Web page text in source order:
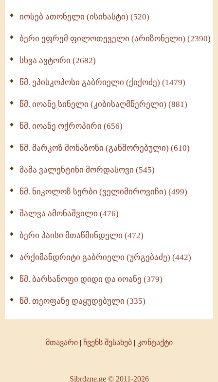
ქადაგებანი გაბრიელ ეპისკოპოსისა - II ტომი
სულიერი ცხოვრების სახელმძღვანელო -
ნაწილი II (369)
იოსებ ათონელი (ისიხასტი) (520)
ბერი ეფრემ ფილოთეველი (არიზონელი) (2390)
სხვა ავტორი (2682)
წმ. ეპისკოპოსი გაბრიელი (ქიქოძე) (1479)
წმ. იოანე სინელი (კიბისაღმწერელი) (881)
წმ. იოანე ოქროპირი (656)
წმ. მარკოზ მონაზონი (განშორებული) (610)
მამა ვალენტინი მორდასოვი (545)
წმ. ნიკოლოზ სერბი (ველიმიროვიჩი) (499)
შალვა ამონაშვილი (476)
ბერი პაისი მთაწმინდელი (472)
არქიმანდრიტი გაბრიელი (ურგებაძე) (442)
წმ. ბარსანოფი დიდი და იოანე (379)
წმ. თეოფანე დაყუდებული (335)
მთავარი| ჩვენს შესახებ| კონტაქტი
Sibrdzne.ge © 2011-2026